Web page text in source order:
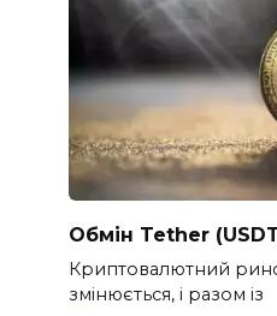
Обмін Tether
Криптовалютний
змінюється, і разом із